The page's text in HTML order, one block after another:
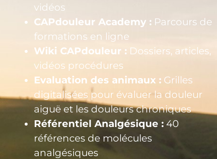
vidéos
CAPdouleur Academy : Parcours de
formations en ligne
Wiki CAPdouleur : Dossiers, articles,
vidéos procédures
Evaluation des animaux : Grilles
digitalisées pour évaluer la douleur
aiguë et les douleurs chroniques
Référentiel Analgésique : 40
références de molécules
analgésiques